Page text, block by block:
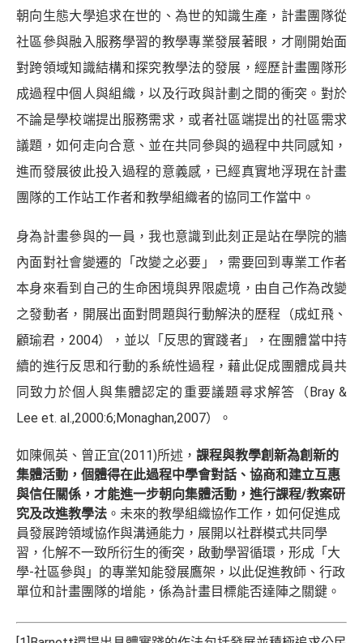
朝向生態大學追求在世的、為世的知識生產，計畫團隊從
社區參與融入服務學習的教學專業發展著眼，才剛開始面
對跨領域知識結構和探究教學法的發展，經歷計畫團隊形
成過程中個人與組織，以及行政與計劃之間的衝突。對於
不論是學校端提出服務需求，或者社區端提出的社區需求
議題，如何走向合意、並在共同參與的過程中共同感知，
進而發展彼此投入過程的意義感，已經真實地浮現在計畫
團隊的工作站工作者和教學組織者的協同工作當中。
身為計畫參與的一員，我也意識到此刻正是站在學院的牆
內面對社會變遷的「改變之必要」，需要回到專業工作者
本身來看到自己的生命困境與界限處境，由自己作為改變
之發動者，開展出面對問題與行動解決的歷程（成虹飛、
顧瑜君，2004），並以「反思的實踐者」，在團體當中持
續的進行反思和行動的系統性過程，藉此促成團體成員共
同致力於個人與集體認定的重要議題尋求解答（Bray &
Lee et. al.,2000:6;Monaghan,2007）。
如陳佩英、曾正宜(2011)所述， 課程與教學創新為創新的
集體活動，個體得在此過程中學會對話、協商和建立互惠
與信任關係，才能進一步朝向集體活動，進行課程/教案研
究及改進教學法 。未來的教學組織協作工作，如何促進成
員發展跨領域協作與溝通能力，展開以社群模式共同學
習，化解不一致所衍生的衝突，啟動學習循環，形成「大
學-社區參與」的專業知能發展鷹架，以此促進教師、行政
單位和計畫團隊的增能，係為計畫目標能否達陣之關鍵。